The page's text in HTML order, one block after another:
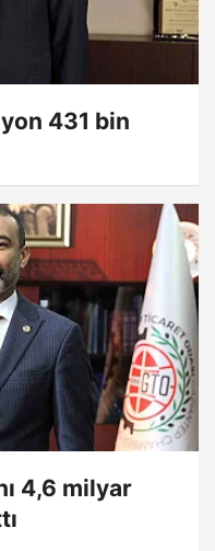
431 bin
4,6 milyar